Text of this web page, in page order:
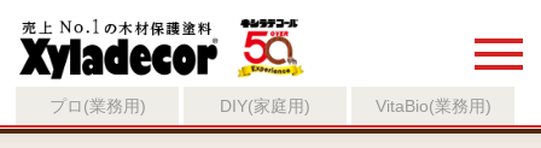
プロ(業務用) DIY(家庭用) VitaBio(業務用)